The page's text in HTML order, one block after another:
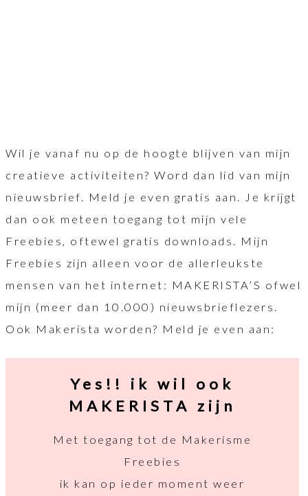
Wil je vanaf nu op de hoogte blijven van mijn
creatieve activiteiten? Word dan lid van mijn
nieuwsbrief. Meld je even gratis aan. Je krijgt
dan ook meteen toegang tot mijn vele
Freebies, oftewel gratis downloads. Mijn
Freebies zijn alleen voor de allerleukste
mensen van het internet: MAKERISTA’S ofwel
mijn (meer dan 10.000) nieuwsbrieflezers.
Ook Makerista worden? Meld je even aan:
Yes!! ik wil ook
MAKERISTA zijn
Met toegang tot de Makerisme
Freebies
ik kan op ieder moment weer